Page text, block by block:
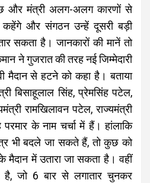
और मंत्री अलग-अलग कारणों से
कहेंगे और संगठन उन्हें दूसरी बड़ी
सकता है। जानकारों की मानें तो
ने गुजरात की तरह नई जिम्मेदारी
मैदान से हटने को कहा है। बताया
बिसाहूलाल सिंह, प्रेमसिंह पटेल,
रामखिलावन पटेल, राज्यमंत्री
के नाम चर्चा में हैं। हांलाकि
भी बदले जा सकते हैं, तो कुछ को
मैदान में उतारा जा सकता है। वहीं
जो 6 बार से लगातार चुनकर